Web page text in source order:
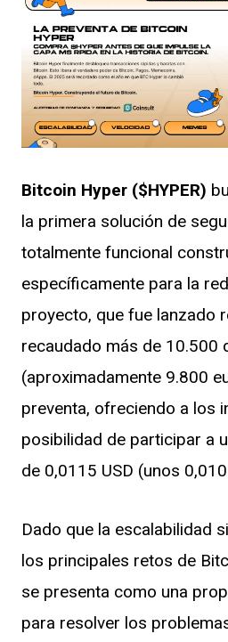
Bitcoin Hyper ($HYPER)
la primera solución de
totalmente funcional
específicamente para la
proyecto, que fue lanzado
recaudado más de 10.500
(aproximadamente 9.800
preventa, ofreciendo a los
posibilidad de participar a
de 0,0115 USD (unos
Dado que la escalabilidad
los principales retos de
se presenta como una
para resolver los